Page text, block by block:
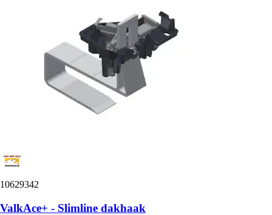
10629342
ValkAce+ - Slimline dakhaak